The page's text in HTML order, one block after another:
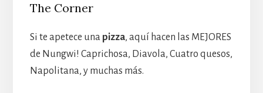
The Corner
Si te apetece una pizza, aquí hacen las MEJORES
de Nungwi! Caprichosa, Diavola, Cuatro quesos,
Napolitana, y muchas más.